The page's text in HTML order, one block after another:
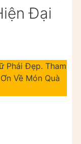
Đại
Phái Đẹp. Tham
Về Món Quà